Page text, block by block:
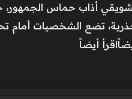
أذاب حماس
تضع الشخصيات أمام
أيضاً